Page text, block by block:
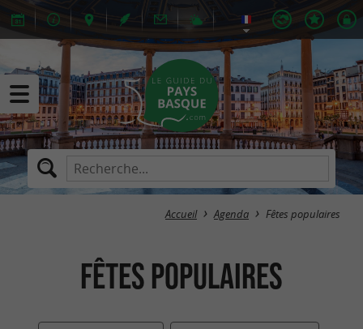
Accueil Agenda Fêtes populaires
Fêtes populaires